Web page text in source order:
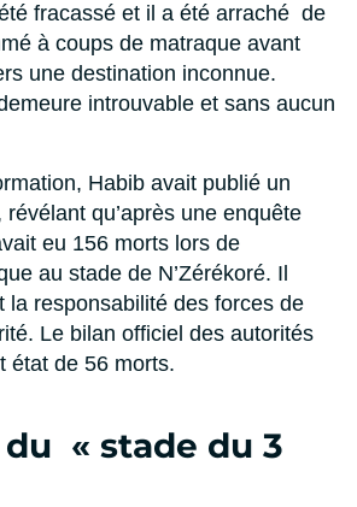
fracassé et il a été arraché de
à coups de matraque avant
une destination inconnue.
introuvable et sans aucun
Habib avait publié un
qu’après une enquête
eu 156 morts lors de
au stade de N’Zérékoré. Il
la responsabilité des forces de
Le bilan officiel des autorités
état de 56 morts.
« stade du 3